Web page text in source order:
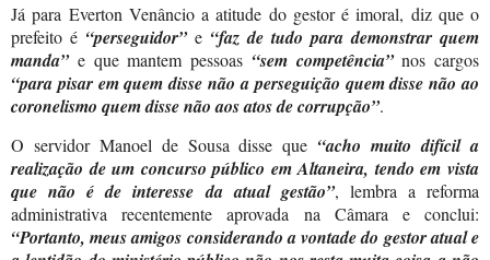
Já para Everton Venâncio a atitude do gestor é imoral, diz que o
prefeito é “perseguidor”e “faz de tudo para demonstrar quem
manda”e que mantem pessoas “sem competência”nos cargos
“para pisar em quem disse não a perseguição quem disse não ao
coronelismo quem disse não aos atos de corrupção”.
O servidor Manoel de Sousa disse que “acho muito difícil a
realização de um concurso público em Altaneira, tendo em vista
que não é de interesse da atual gestão”, lembra a reforma
administrativa recentemente aprovada na Câmara e conclui:
“Portanto, meus amigos considerando a vontade do gestor atual e